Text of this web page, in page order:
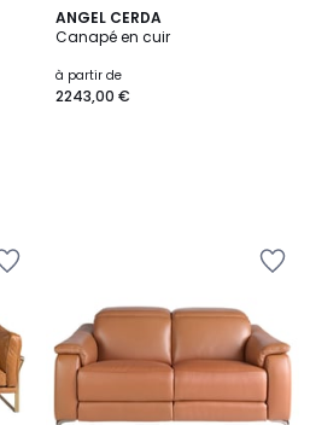
ANGEL CERDA
Canapé en cuir
à partir de
2243,00 €